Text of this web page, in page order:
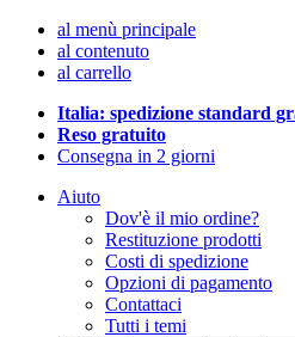
al menù principale
al contenuto
al carrello
Italia: spedizione standard
Reso gratuito
Consegna in 2 giorni
Aiuto
Dov'è il mio ordine?
Restituzione prodotti
Costi di spedizione
Opzioni di pagamento
Contattaci
Tutti i temi